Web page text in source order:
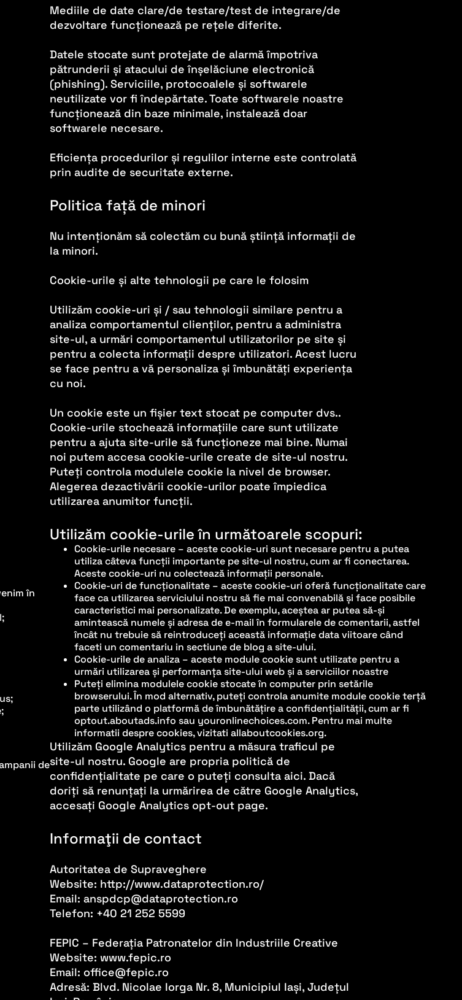
în
de
Mediile de date clare/de testare/test de integrare/de
dezvoltare funcționează pe rețele diferite.
Datele stocate sunt protejate de alarmă împotriva
pătrunderii și atacului de înșelăciune electronică
(phishing). Serviciile, protocoalele și softwarele
neutilizate vor fi îndepărtate. Toate softwarele noastre
funcționează din baze minimale, instalează doar
softwarele necesare.
Eficiența procedurilor și regulilor interne este controlată
prin audite de securitate externe.
Politica față de minori
Nu intenționăm să colectăm cu bună știință informații de
la minori.
Cookie-urile și alte tehnologii pe care le folosim
Utilizăm cookie-uri și / sau tehnologii similare pentru a
analiza comportamentul clienților, pentru a administra
site-ul, a urmări comportamentul utilizatorilor pe site și
pentru a colecta informații despre utilizatori. Acest lucru
se face pentru a vă personaliza și îmbunătăți experiența
cu noi.
Un cookie este un fișier text stocat pe computer dvs..
Cookie-urile stochează informațiile care sunt utilizate
pentru a ajuta site-urile să funcționeze mai bine. Numai
noi putem accesa cookie-urile create de site-ul nostru.
Puteți controla modulele cookie la nivel de browser.
Alegerea dezactivării cookie-urilor poate împiedica
utilizarea anumitor funcții.
Utilizăm cookie-urile în următoarele scopuri:
Cookie-urile necesare – aceste cookie-uri sunt necesare pentru a putea
utiliza câteva funcții importante pe site-ul nostru, cum ar fi conectarea.
Aceste cookie-uri nu colectează informații personale.
Cookie-uri de funcționalitate – aceste cookie-uri oferă funcționalitate care
face ca utilizarea serviciului nostru să fie mai convenabilă și face posibile
caracteristici mai personalizate. De exemplu, aceștea ar putea să-și
amintească numele și adresa de e-mail în formularele de comentarii, astfel
încât nu trebuie să reintroduceți această informație data viitoare când
faceti un comentariu in sectiune de blog a site-ului.
Cookie-urile de analiza – aceste module cookie sunt utilizate pentru a
urmări utilizarea și performanța site-ului web și a serviciilor noastre
Puteți elimina modulele cookie stocate în computer prin setările
browserului. În mod alternativ, puteți controla anumite module cookie terță
parte utilizând o platformă de îmbunătățire a confidențialității, cum ar fi
optout.aboutads.info sau youronlinechoices.com. Pentru mai multe
informatii despre cookies, vizitati allaboutcookies.org.
Utilizăm Google Analytics pentru a măsura traficul pe
site-ul nostru. Google are propria politică de
confidențialitate pe care o puteți consulta aici. Dacă
doriți să renunțați la urmărirea de către Google Analytics,
accesați Google Analytics opt-out page.
Informaţii de contact
Autoritatea de Supraveghere
Website: http://www.dataprotection.ro/
Email: anspdcp@dataprotection.ro
Telefon: +40 21 252 5599
FEPIC – Federația Patronatelor din Industriile Creative
Website: www.fepic.ro
Email: office@fepic.ro
Adresă: Blvd. Nicolae Iorga Nr. 8, Municipiul Iași, Județul